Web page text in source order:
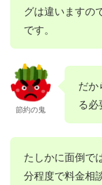
グは違いますの
です。
節約の鬼
だか
る
たしかに面倒で
分程度で料金相